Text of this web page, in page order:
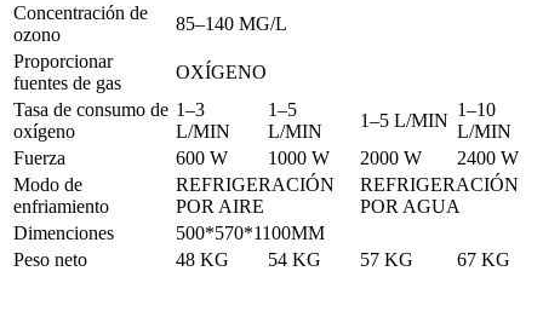
Concentración de
ozono
85–140 MG/L
Proporcionar
fuentes de gas
OXÍGENO
Tasa de consumo de
oxígeno
1–3
L/MIN
1–5
L/MIN
1–5 L/MIN
1–10
L/MIN
Fuerza
600 W 1000 W 2000 W
2400 W
Modo de
enfriamiento
REFRIGERACIÓN
POR AIRE
REFRIGERACIÓN
POR AGUA
Dimenciones
500*570*1100MM
Peso neto
48 KG 54 KG 57 KG 67 KG